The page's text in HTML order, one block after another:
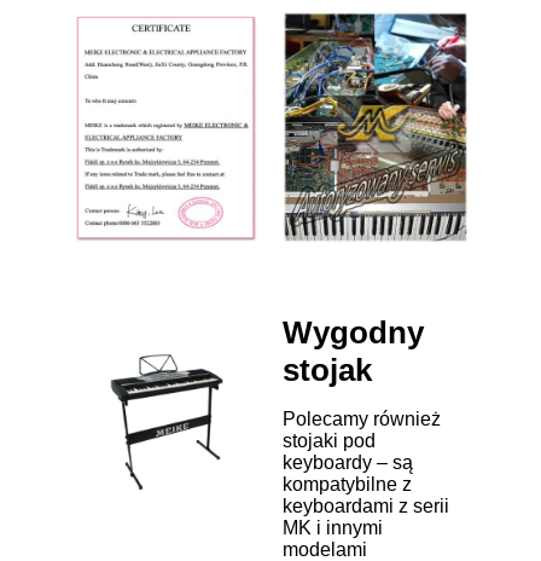
Wygodny
stojak
Polecamy również
stojaki pod
keyboardy – są
kompatybilne z
keyboardami z serii
MK i innymi
modelami